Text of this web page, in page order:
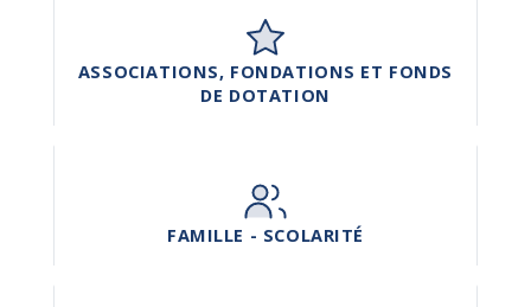
ASSOCIATIONS, FONDATIONS ET FONDS
DE DOTATION
FAMILLE - SCOLARITÉ